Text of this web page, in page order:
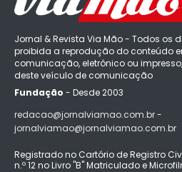
Jornal & Revista Via Mão - Todos os
proibida a reprodução do conteúdo
comunicação, eletrônico ou
deste veículo de comunicação
Fundação - Desde 2003
redacao@jornalviamao.com.br -
jornalviamao@jornalviamao.com.br
Registrado no Cartório de Registro
n.º 12 no Livro "B" Matriculado e